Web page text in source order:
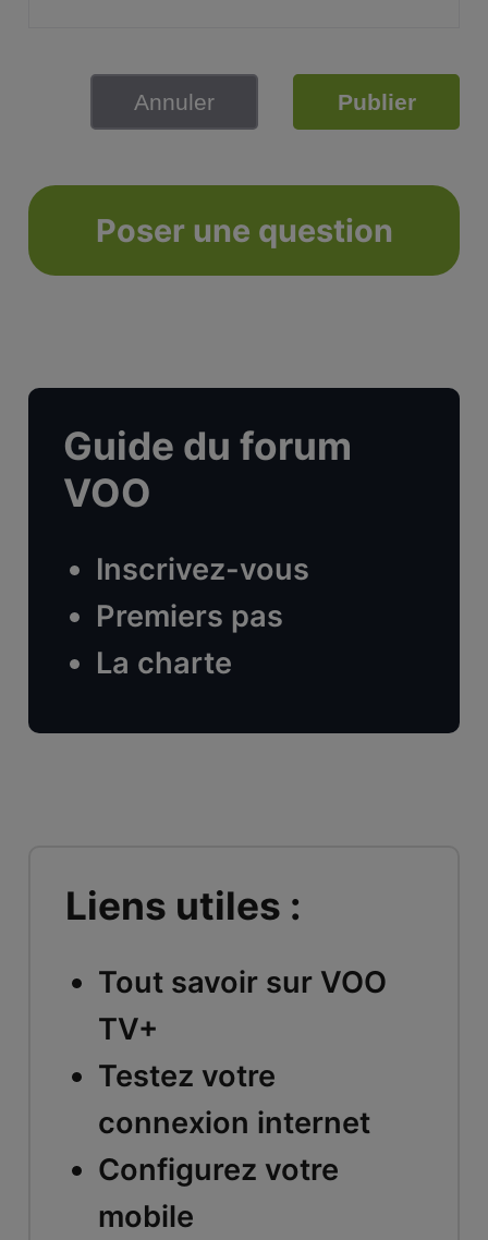
Annuler Publier
Poser une question
Guide du forum
VOO
Inscrivez-vous
Premiers pas
La charte
Liens utiles :
Tout savoir sur VOO
TV+
Testez votre
connexion internet
Configurez votre
mobile